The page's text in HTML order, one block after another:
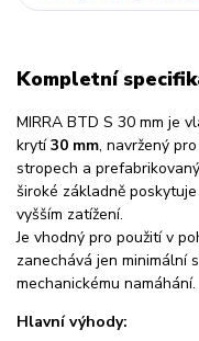
Kompletní
MIRRA BTD S 30 mm je
krytí30 mm, navržený pro
stropech a
široké základně
vyšším zatížení.
Je vhodný pro použití v
zanechává jen minimální
mechanickému namáhání.
Hlavní výhody: